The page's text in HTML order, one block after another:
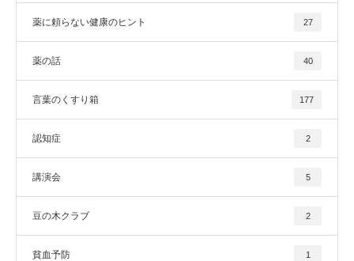
薬に頼らない健康のヒント 27
薬の話 40
言葉のくすり箱 177
認知症 2
講演会 5
豆の木クラブ 2
貧血予防 1